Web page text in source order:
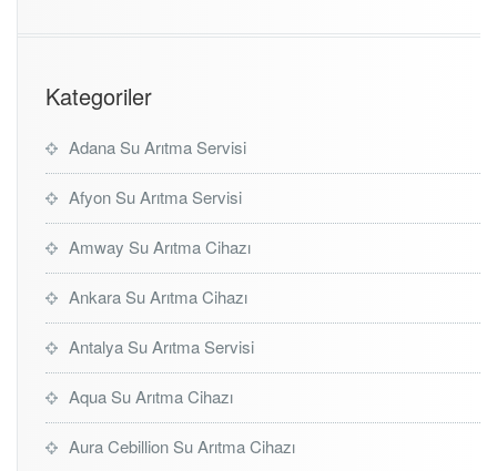
Kategoriler
Adana Su Arıtma Servisi
Afyon Su Arıtma Servisi
Amway Su Arıtma Cihazı
Ankara Su Arıtma Cihazı
Antalya Su Arıtma Servisi
Aqua Su Arıtma Cihazı
Aura Cebillion Su Arıtma Cihazı